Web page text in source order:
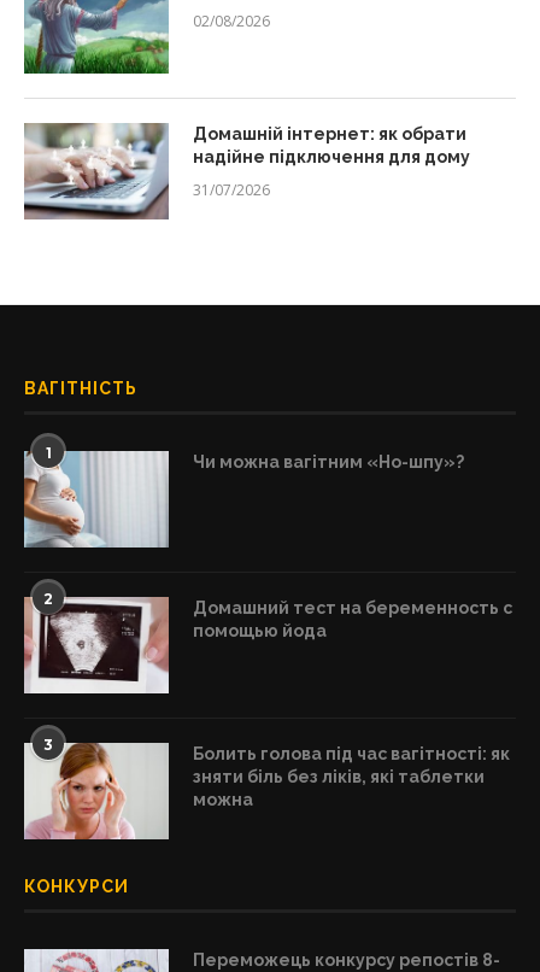
02/08/2026
Домашній інтернет: як обрати
надійне підключення для дому
31/07/2026
ВАГІТНІСТЬ
1 Чи можна вагітним «Но-шпу»?
2
Домашний тест на беременность с
помощью йода
3
Болить голова під час вагітності: як
зняти біль без ліків, які таблетки
можна
КОНКУРСИ
Переможець конкурсу репостів 8-